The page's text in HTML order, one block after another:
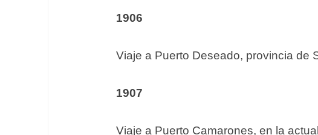
1906
Viaje a Puerto Deseado, provincia de
1907
Viaje a Puerto Camarones, en la